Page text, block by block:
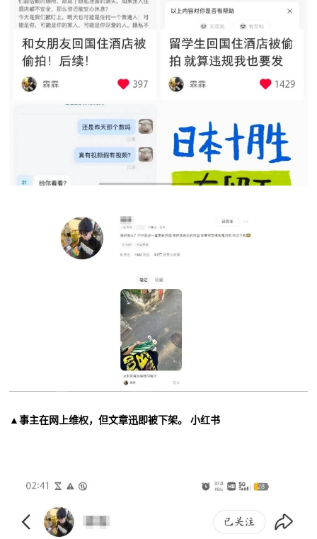
▲事主在网上维权，但文章迅即被下架。 小红书